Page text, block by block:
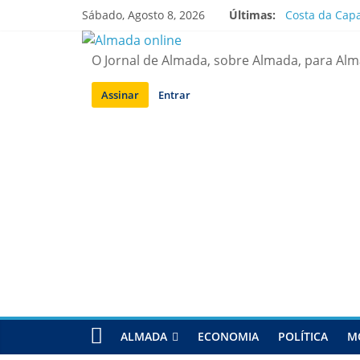
Sábado, Agosto 8, 2026 Últimas:
Costa da
Laranjeiro |
Ponte 25 de
O Jornal de Almada, sobre Almada, para
Assinar Entrar
ALMADA ECONOMIA POLÍTICA